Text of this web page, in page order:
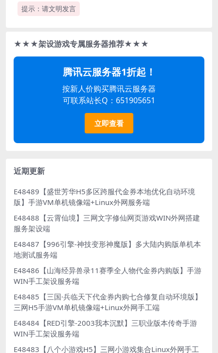
提示：请文明发言
★★★架设游戏专属服务器推荐★★★
腾讯云服务器1折起！
按新人价购买腾讯云服务器
可联系站长Q：651905651
立即查看
近期更新
E48489【盛世芳华H5多区跨服代金券本地优化自动环境
版】手游VM单机镜像端+Linux外网服务端
E48488【云霄仙境】三网文字修仙网页游戏WIN外网搭建
服务架设端
E48487【996引擎-神技变形神魔版】多大陆内购版单机本
地测试服务端
E48486【山海经异兽录11赛季全人物代金券内购版】手游
WIN手工架设服务端
E48485【三国·兵临天下代金券内购七合修复自动环境版】
三网H5手游VM单机镜像端+Linux外网手工端
E48484【RED引擎-2003我本沉默】三职业版本传奇手游
WIN手工架设服务端
E48483【八个小游戏H5】三网小游戏集合Linux外网手工